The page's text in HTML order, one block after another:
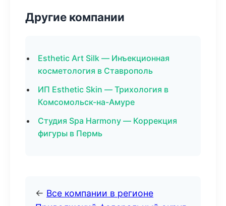
Другие компании
Esthetic Art Silk — Инъекционная
косметология в Ставрополь
ИП Esthetic Skin — Трихология в
Комсомольск-на-Амуре
Студия Spa Harmony — Коррекция
фигуры в Пермь
← Все компании в регионе